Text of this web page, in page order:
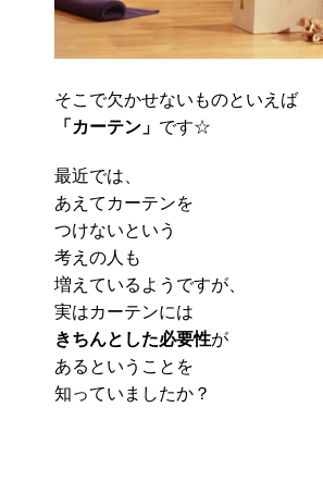
そこで欠かせないものといえば
「カーテン」 です☆
最近では、
あえてカーテンを
つけないという
考えの人も
増えているようですが、
実はカーテンには
きちんとした必要性が
あるということを
知っていましたか？